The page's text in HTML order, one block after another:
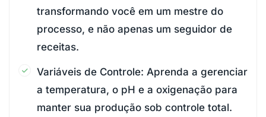
transformando você em um mestre do
processo, e não apenas um seguidor de
receitas.
Variáveis de Controle: Aprenda a gerenciar
a temperatura, o pH e a oxigenação para
manter sua produção sob controle total.